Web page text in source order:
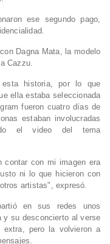
ese segundo pago,
Dagna Mata, la modelo
Cazzu.
esta historia, por lo que
ella estaba seleccionada
fueron cuatro días de
estaban involucradas
el video del tema
contar con mi imagen era
ni lo que hicieron con
artistas", expresó.
en sus redes unos
y su desconcierto al verse
extra, pero la volvieron a